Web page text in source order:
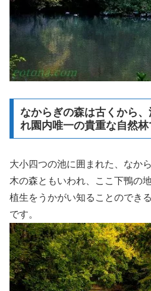
なからぎの森は古くから
れ園内唯一の貴重な自然林
大小四つの池に囲まれた、なか
木の森ともいわれ、ここ下鴨の
植生をうかがい知ることのでき
です。